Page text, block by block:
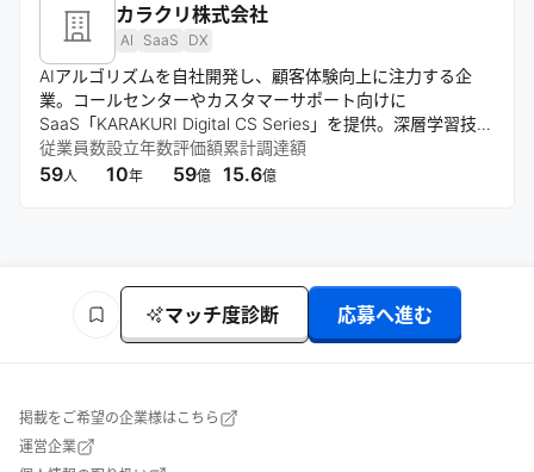
カラクリ株式会社
AI SaaS DX
AIアルゴリズムを自社開発し、顧客体験向上に注力する企
業。コールセンターやカスタマーサポート向けに
SaaS「KARAKURI Digital CS Series」を提供。深層学習技術
を活用し、様々な業界のDXを支援。4つの価値基準に基づき
事業を展開する。
従業員数
59人
設立年数
10年
評価額
59億
累計調達額
15.6億
マッチ度診断 応募へ進む
掲載をご希望の企業様はこちら
運営企業